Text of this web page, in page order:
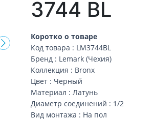
3744 BL
Коротко о товаре
Код товара : LM3744BL
Бренд : Lemark (Чехия)
Коллекция : Bronx
Цвет : Черный
Материал : Латунь
Диаметр соединений : 1/2
Вид монтажа : На пол